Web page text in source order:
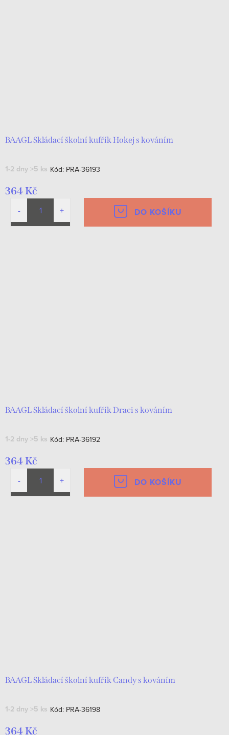
BAAGL Skládací školní kufřík Hokej s kováním
1-2 dny >5 ks Kód: PRA-36193
364 Kč
DO KOŠÍKU
BAAGL Skládací školní kufřík Draci s kováním
1-2 dny >5 ks Kód: PRA-36192
364 Kč
DO KOŠÍKU
BAAGL Skládací školní kufřík Candy s kováním
1-2 dny >5 ks Kód: PRA-36198
364 Kč